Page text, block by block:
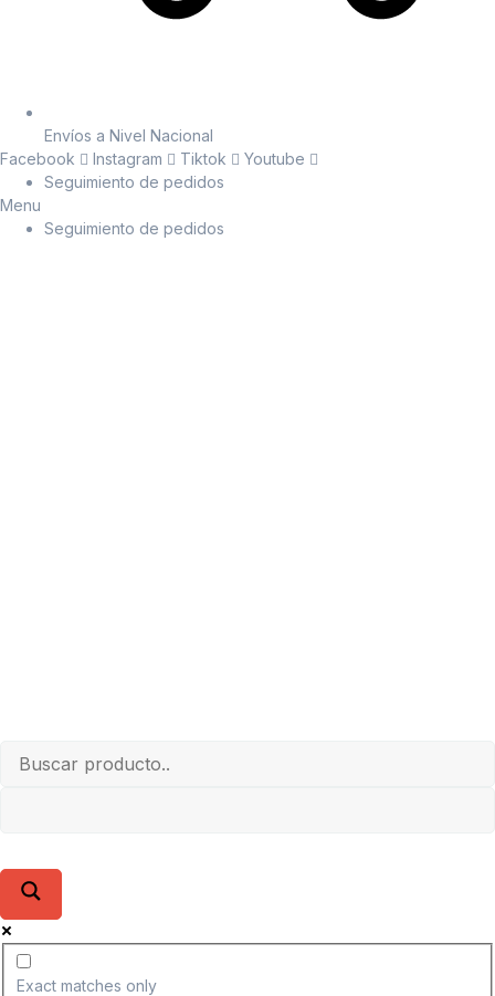
Envíos a Nivel Nacional
Facebook
Instagram Tiktok
Youtube
Seguimiento de pedidos
Menu
Seguimiento de pedidos
Exact matches only